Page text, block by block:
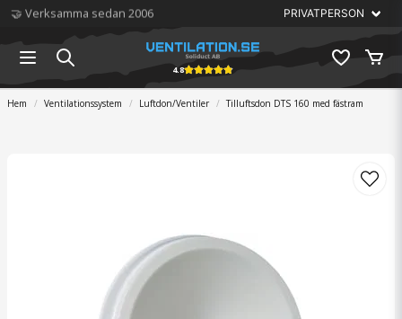
🏆 Störst på ventilation
4.8
Hem Ventilationssystem Luftdon/Ventiler Tilluftsdon DTS 160 med fästram